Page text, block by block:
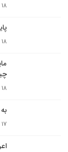
۱۸ مهر ۱۳۸۹
۱۸ مهر ۱۳۸۹
۱۸ مهر ۱۳۸۹
۱۷ مهر ۱۳۸۹